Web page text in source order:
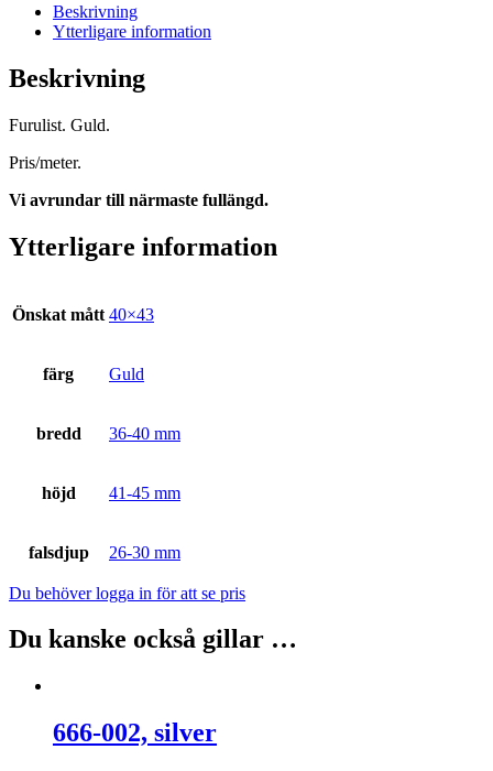
Beskrivning
Ytterligare information
Beskrivning
Furulist. Guld.
Pris/meter.
Vi avrundar till närmaste fullängd.
Ytterligare information
Önskat mått 40×43
färg Guld
bredd 36-40 mm
höjd 41-45 mm
falsdjup 26-30 mm
Du behöver logga in för att se pris
Du kanske också gillar …
666-002, silver